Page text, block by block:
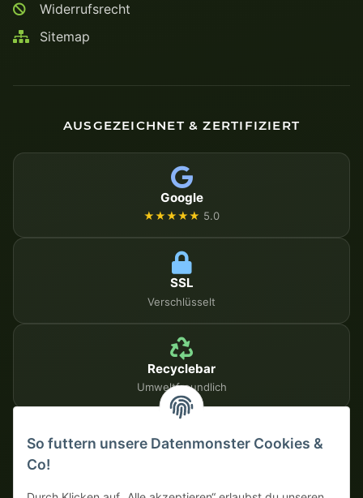
Widerrufsrecht
Sitemap
AUSGEZEICHNET & ZERTIFIZIERT
Google
★★★★★ 5.0
SSL
Verschlüsselt
Recyclebar
Umweltfreundlich
SICHERE ZAHLUNGSMETHODEN
So futtern unsere Datenmonster Cookies &
Co!